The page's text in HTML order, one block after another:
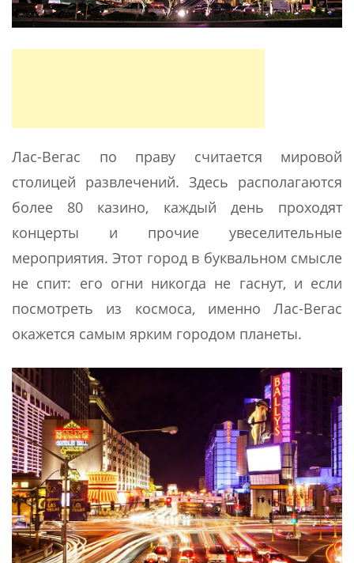
Лас-Вегас по праву считается мировой
столицей развлечений. Здесь располагаются
более 80 казино, каждый день проходят
концерты и прочие увеселительные
мероприятия. Этот город в буквальном смысле
не спит: его огни никогда не гаснут, и если
посмотреть из космоса, именно Лас-Вегас
окажется самым ярким городом планеты.